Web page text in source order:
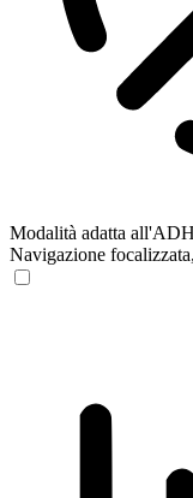
Modalità adatta
Navigazione